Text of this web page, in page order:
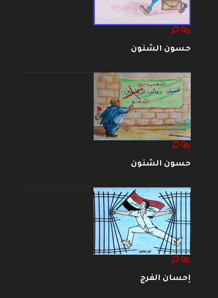
حسون الشنون
حسون الشنون
إحسان الفرج